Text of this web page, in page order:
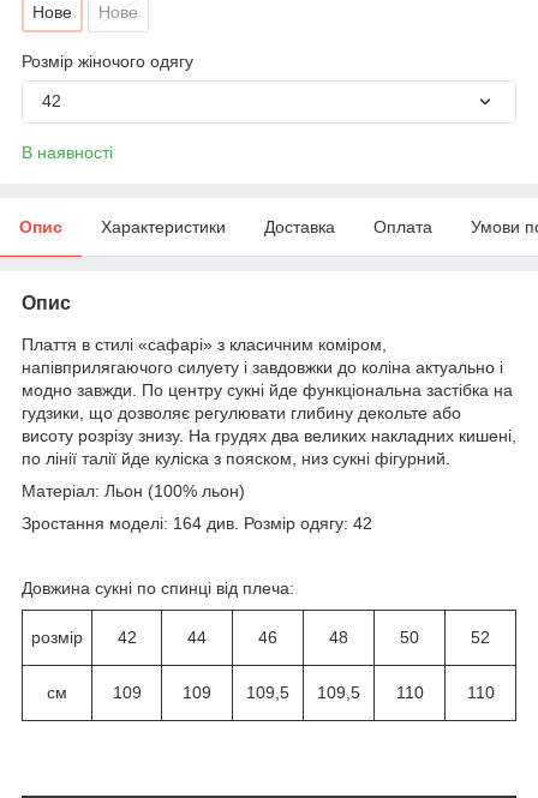
Нове Нове
Розмір жіночого одягу
42
В наявності
Опис Характеристики Доставка Оплата Умови
Опис
Плаття в стилі «сафарі» з класичним коміром,
напівприлягаючого силуету і завдовжки до коліна актуально і
модно завжди. По центру сукні йде функціональна застібка на
гудзики, що дозволяє регулювати глибину декольте або
висоту розрізу знизу. На грудях два великих накладних кишені,
по лінії талії йде куліска з пояском, низ сукні фігурний.
Матеріал: Льон (100% льон)
Зростання моделі: 164 див. Розмір одягу: 42
Довжина сукні по спинці від плеча:
розмір 42 44 46 48 50 52
см 109 109 109,5 109,5 110 110